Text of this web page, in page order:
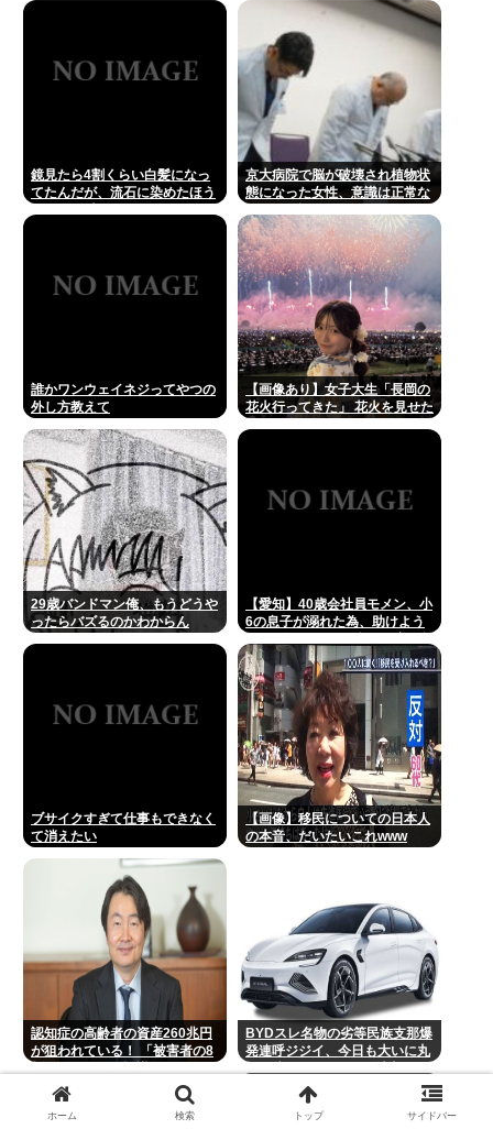
キッチンハイター薄めた水で一
回まわそう！」
鏡見たら4割くらい白髪になっ
てたんだが、流石に染めたほう
京大病院で脳が破壊され植物状
態になった女性、意識は正常な
誰かワンウェイネジってやつの
外し方教えて
【画像あり】女子大生「長岡の
花火行ってきた」 花火を見せた
29歳バンドマン俺、もうどうや
ったらバズるのかわからん
【愛知】40歳会社員モメン、小
6の息子が溺れた為、助けよう
出
ブサイクすぎて仕事もできなく
て消えたい
【画像】移民についての日本人
の本音、だいたいこれwww
認知症の高齢者の資産260兆円
が狙われている！ 「被害者の8
割がだまされた認識なし」
BYDスレ名物の劣等民族支那爆
発連呼ジジイ、今日も大いに丸
一日吠える！160レス以上
ホーム 検索 トップ サイドバー